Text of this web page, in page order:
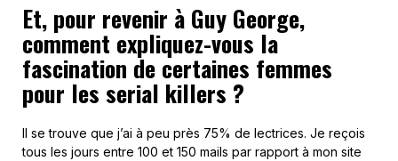
Et, pour revenir à Guy George,
comment expliquez-vous la
fascination de certaines femmes
pour les serial killers ?
Il se trouve que j’ai à peu près 75% de lectrices. Je reçois
tous les jours entre 100 et 150 mails par rapport à mon site